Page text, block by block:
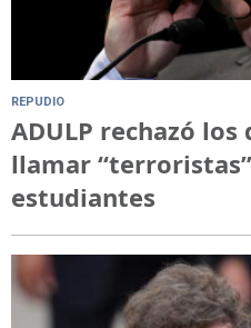
REPUDIO
ADULP rechazó
llamar
estudiantes